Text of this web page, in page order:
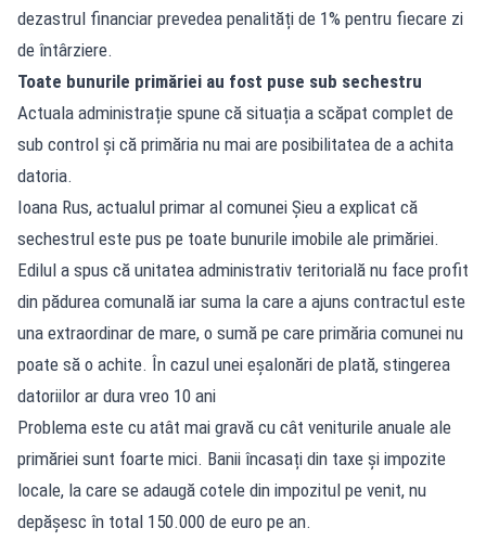
dezastrul financiar prevedea penalități de 1% pentru fiecare zi
de întârziere.
Toate bunurile primăriei au fost puse sub sechestru
Actuala administrație spune că situația a scăpat complet de
sub control și că primăria nu mai are posibilitatea de a achita
datoria.
Ioana Rus, actualul primar al comunei Șieu a explicat că
sechestrul este pus pe toate bunurile imobile ale primăriei.
Edilul a spus că unitatea administrativ teritorială nu face profit
din pădurea comunală iar suma la care a ajuns contractul este
una extraordinar de mare, o sumă pe care primăria comunei nu
poate să o achite. În cazul unei eșalonări de plată, stingerea
datoriilor ar dura vreo 10 ani
Problema este cu atât mai gravă cu cât veniturile anuale ale
primăriei sunt foarte mici. Banii încasați din taxe și impozite
locale, la care se adaugă cotele din impozitul pe venit, nu
depășesc în total 150.000 de euro pe an.